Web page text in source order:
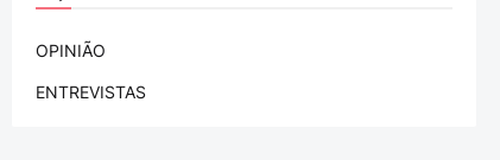
OPINIÃO
ENTREVISTAS